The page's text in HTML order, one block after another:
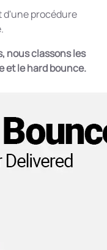
d'une procédure
nous classons les
et le hard bounce.